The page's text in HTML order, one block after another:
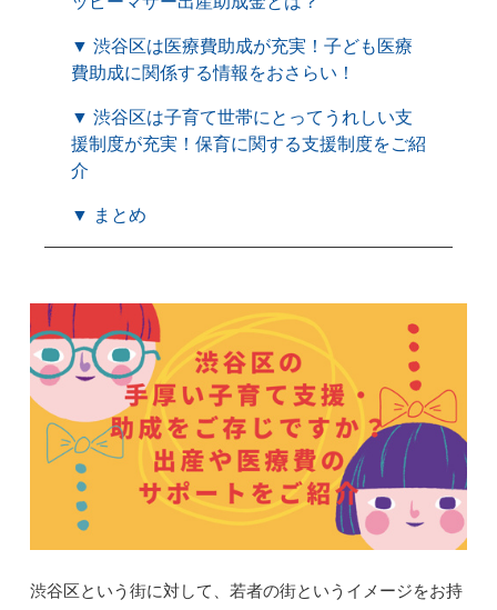
▼ 渋谷区は医療費助成が充実！子ども医療
費助成に関係する情報をおさらい！
▼ 渋谷区は子育て世帯にとってうれしい支
援制度が充実！保育に関する支援制度をご紹
介
▼ まとめ
渋谷区という街に対して、若者の街というイメージをお持